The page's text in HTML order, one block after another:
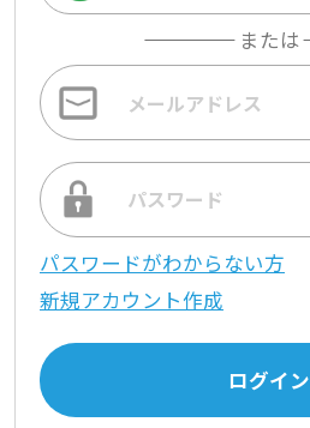
または
パスワードがわからない方
新規アカウント作成
ログイン